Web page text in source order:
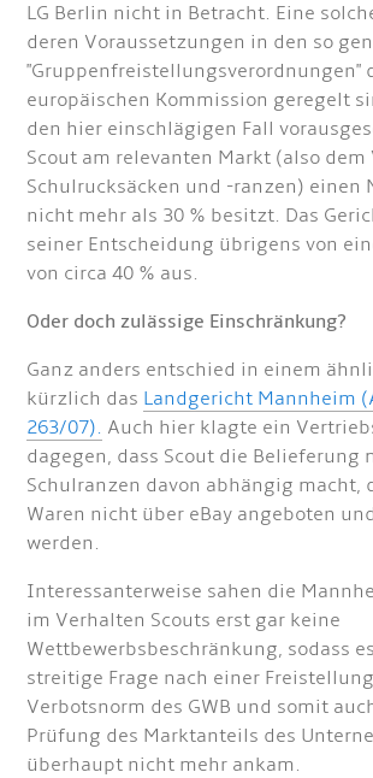
LG Berlin nicht in Betracht. Eine
deren Voraussetzungen in den so
"Gruppenfreistellungsverordnungen"
europäischen Kommission geregelt
den hier einschlägigen Fall
Scout am relevanten Markt (also dem
Schulrucksäcken und -ranzen) einen
nicht mehr als 30 % besitzt. Das
seiner Entscheidung übrigens von
von circa 40 % aus.
Oder doch zulässige Einschränkung?
Ganz anders entschied in einem
kürzlich das Landgericht Mannheim
263/07). Auch hier klagte ein
dagegen, dass Scout die Belieferung
Schulranzen davon abhängig macht,
Waren nicht über eBay angeboten
werden.
Interessanterweise sahen die
im Verhalten Scouts erst gar keine
Wettbewerbsbeschränkung, sodass
streitige Frage nach einer
Verbotsnorm des GWB und somit
Prüfung des Marktanteils des
überhaupt nicht mehr ankam.